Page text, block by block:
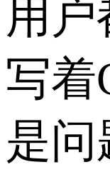
用
写着
是问